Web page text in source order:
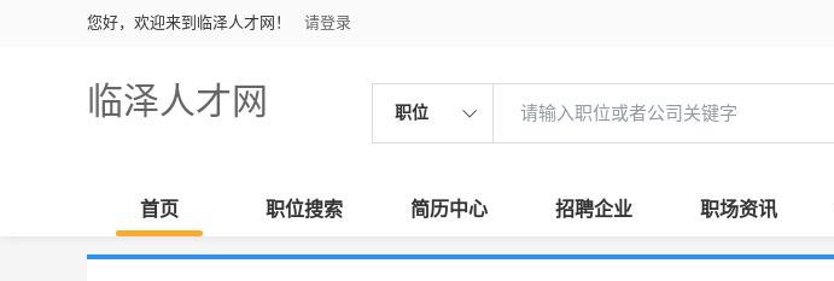
您好，欢迎来到临泽人才网！ 请登录
临泽人才网 职位
首页 职位搜索 简历中心 招聘企业 职场资讯